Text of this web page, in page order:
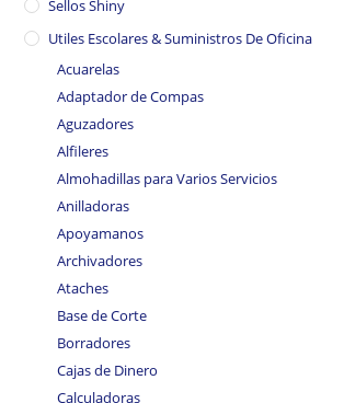
Sellos Shiny
Utiles Escolares & Suministros De Oficina
Acuarelas
Adaptador de Compas
Aguzadores
Alfileres
Almohadillas para Varios Servicios
Anilladoras
Apoyamanos
Archivadores
Ataches
Base de Corte
Borradores
Cajas de Dinero
Calculadoras